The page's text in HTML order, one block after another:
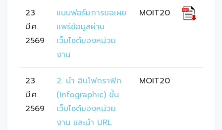
23
มี.ค.
2569
แบบฟอร์มการขอเผย
แพร่ข้อมูลผ่าน
เว็บไซต์ของหน่วย
งาน
MOIT20
23
มี.ค.
2569
2. นำ อินโฟกราฟิก
(Infographic) ขึ้น
เว็บไซต์ของหน่วย
งาน และนำ URL
MOIT20